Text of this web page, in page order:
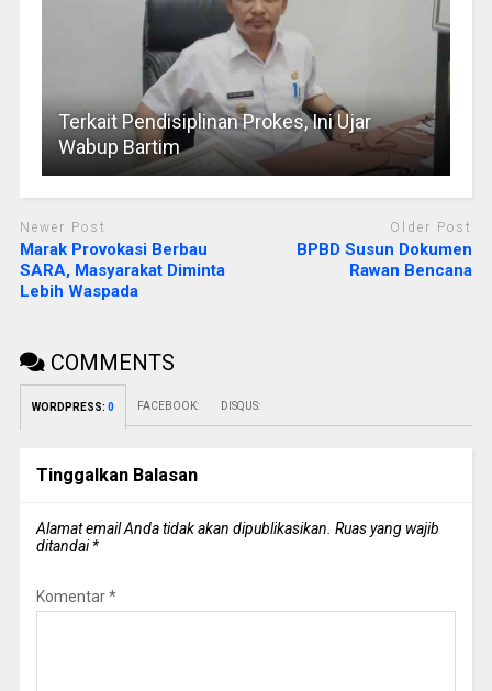
Terkait Pendisiplinan Prokes, Ini Ujar
Wabup Bartim
Newer Post
Marak Provokasi Berbau
SARA, Masyarakat Diminta
Lebih Waspada
Older Post
BPBD Susun Dokumen
Rawan Bencana
COMMENTS
WORDPRESS: 0 FACEBOOK: DISQUS:
Tinggalkan Balasan
Alamat email Anda tidak akan dipublikasikan. Ruas yang wajib
ditandai*
Komentar*